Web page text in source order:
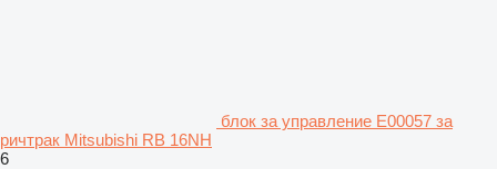
блок за управление E00057 за
ричтрак Mitsubishi RB 16NH
6